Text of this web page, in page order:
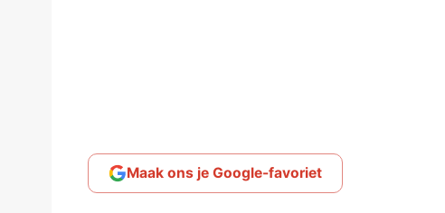
Maak ons je Google-favoriet